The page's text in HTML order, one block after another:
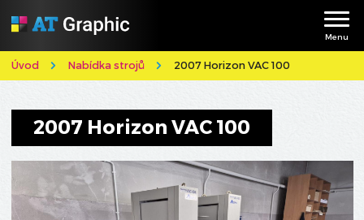
Menu
Úvod Nabídka strojů 2007 Horizon VAC 100
2007 Horizon VAC 100